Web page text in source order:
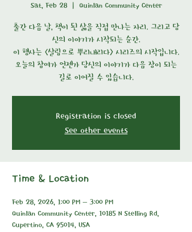
Sat, Feb 28
  |
Quinlan Community Center
​출간 다음 날, 책이 된 삶을 직접 만나는 자리. 그리고 당
신의 이야기가 시작되는 순간.
이 행사는 <살림으로 뿌리내리다> 시리즈의 시작입니다.
​오늘의 참여가 언젠가 당신의 이야기가 다음 장이 되는
길로 이어질 수 있습니다.
Registration is closed
See other events
Time & Location
Feb 28, 2026, 1:00 PM – 3:00 PM
Quinlan Community Center, 10185 N Stelling Rd,
Cupertino, CA 95014, USA